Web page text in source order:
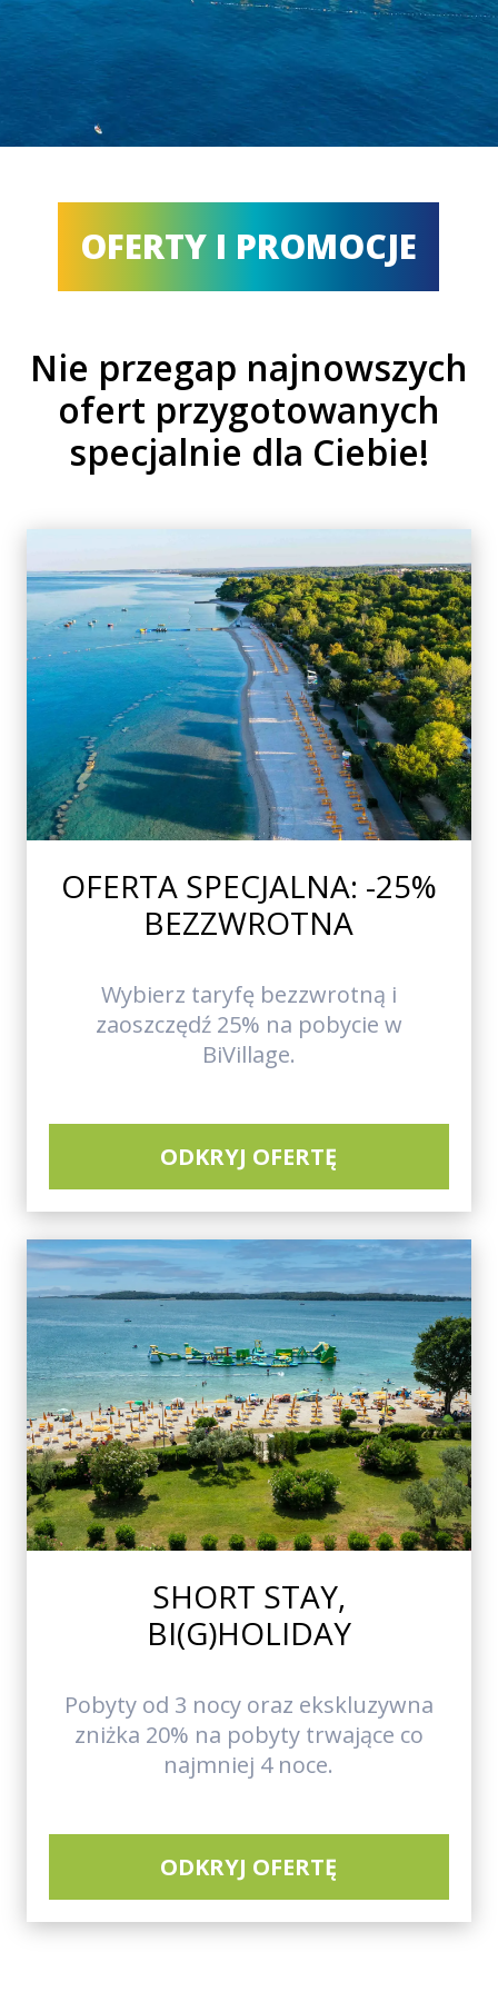
OFERTY I PROMOCJE
Nie przegap najnowszych
ofert przygotowanych
specjalnie dla Ciebie!
OFERTA SPECJALNA: -25%
BEZZWROTNA
Wybierz taryfę bezzwrotną i
zaoszczędź 25% na pobycie w
BiVillage.
ODKRYJ OFERTĘ
SHORT STAY,
BI(G)HOLIDAY
Pobyty od 3 nocy oraz ekskluzywna
zniżka 20% na pobyty trwające co
najmniej 4 noce.
ODKRYJ OFERTĘ